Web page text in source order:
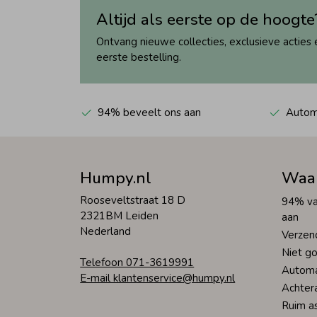
Altijd als eerste op de
Ontvang nieuwe collecties, exclusieve
eerste bestelling.
94% beveelt ons aan
Humpy.nl
Rooseveltstraat 18 D
2321BM Leiden
Nederland
Telefoon 071-3619991
E-mail klantenservice@humpy.nl
94%
aan
Niet
Ruim